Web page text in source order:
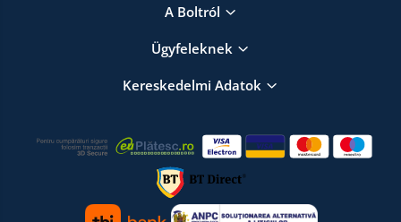
A Boltról
Ügyfeleknek
Kereskedelmi Adatok